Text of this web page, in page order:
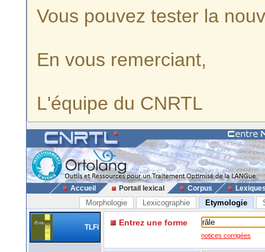
Vous pouvez tester la
En vous remerciant,
L'équipe du CNRTL
Accueil Portail lexical Corpus
Morphologie Lexicographie Etymologie
TLFi Entrez une forme
notices corrigées